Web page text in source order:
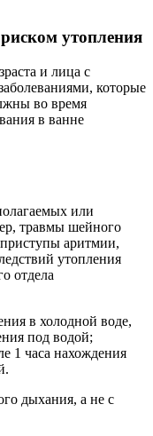
утопления
и лица с
которые
во время
в ванне
или
травмы шейного
аритмии,
утопления
отдела
в холодной воде,
под водой;
1 часа нахождения
дыхания, а не с